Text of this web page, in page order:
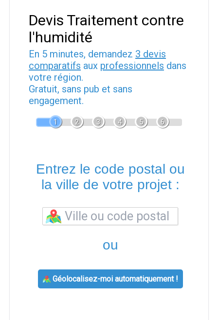
Devis Traitement contre
l'humidité
En 5 minutes, demandez 3 devis
comparatifs aux professionnels dans
votre région.
Gratuit, sans pub et sans
engagement.
1 2 3 4 5 6
Entrez le code postal ou
la ville de votre projet :
ou
Géolocalisez-moi automatiquement !